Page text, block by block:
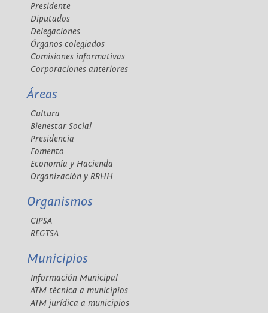
Presidente
Diputados
Delegaciones
Órganos colegiados
Comisiones informativas
Corporaciones anteriores
Áreas
Cultura
Bienestar Social
Presidencia
Fomento
Economía y Hacienda
Organización y RRHH
Organismos
CIPSA
REGTSA
Municipios
Información Municipal
ATM técnica a municipios
ATM jurídica a municipios